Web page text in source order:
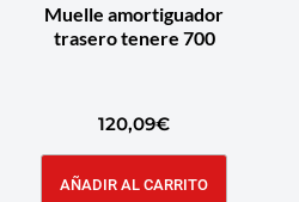
Muelle amortiguador
trasero tenere 700
120,09€
AÑADIR AL CARRITO